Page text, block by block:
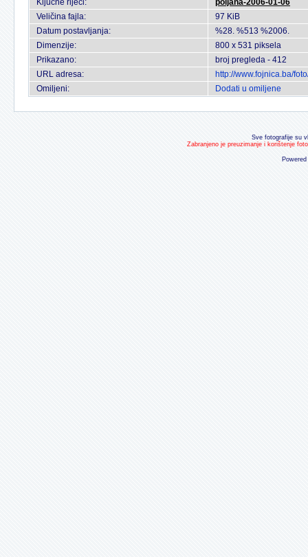
Ključne riječi:
poljana-2006-01-06
Veličina fajla:
97 KiB
Datum postavljanja:
%28. %513 %2006.
Dimenzije:
800 x 531 piksela
Prikazano:
broj pregleda - 412
URL adresa:
http://www.fojnica.ba/
Omiljeni:
Dodati u omiljene
Sve fotografije su
Zabranjeno je preuzimanje i korištenje